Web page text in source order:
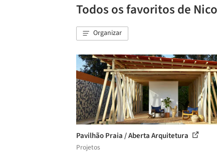
Todos os favoritos de
Organizar
Pavilhão Praia / Aberta Arquitetura
Projetos